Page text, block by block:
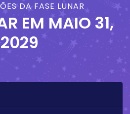
DA FASE LUNAR
EM MAIO 31,
2029